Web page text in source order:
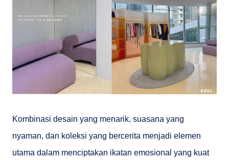
Kombinasi desain yang menarik, suasana yang
nyaman, dan koleksi yang bercerita menjadi elemen
utama dalam menciptakan ikatan emosional yang kuat